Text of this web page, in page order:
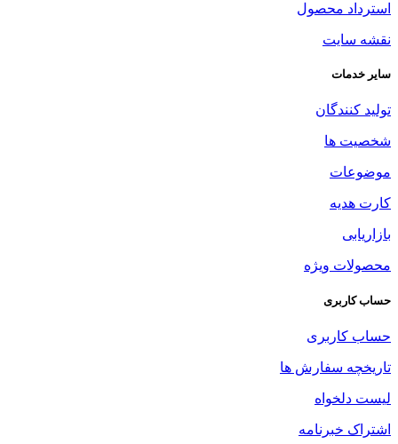
استرداد محصول
نقشه سایت
سایر خدمات
تولید کنندگان
شخصیت ها
موضوعات
کارت هدیه
بازاریابی
محصولات ویژه
حساب کاربری
حساب کاربری
تاریخچه سفارش ها
لیست دلخواه
اشتراک خبرنامه